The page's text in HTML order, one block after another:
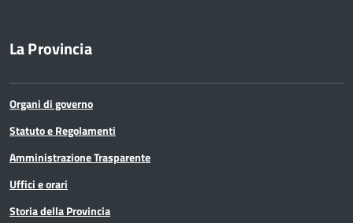
La Provincia
Organi di governo
Statuto e Regolamenti
Amministrazione Trasparente
Uffici e orari
Storia della Provincia